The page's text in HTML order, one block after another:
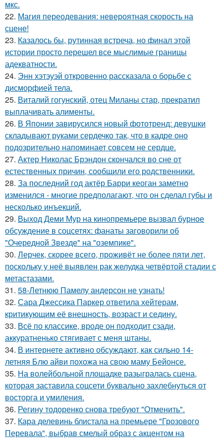
мкс.
22. Магия переодевания: невероятная скорость на
сцене!
23. Казалось бы, рутинная встреча, но финал этой
истории просто перешел все мыслимые границы
адекватности.
24. Энн хэтэуэй откровенно рассказала о борьбе с
дисморфией тела.
25. Виталий гогунский, отец Миланы стар, прекратил
выплачивать алименты.
26. В Японии завирусился новый фототренд: девушки
складывают руками сердечко так, что в кадре оно
подозрительно напоминает совсем не сердце.
27. Актер Николас Брэндон скончался во сне от
естественных причин, сообщили его родственники.
28. За последний год актёр Барри кеоган заметно
изменился - многие предполагают, что он сделал губы и
несколько инъекций.
29. Выход Деми Мур на кинопремьере вызвал бурное
обсуждение в соцсетях: фанаты заговорили об
"Очередной Звезде" на "оземпике".
30. Лерчек, скорее всего, проживёт не более пяти лет,
поскольку у неё выявлен рак желудка четвёртой стадии с
метастазами.
31. 58-Летнюю Памелу андерсон не узнать!
32. Сара Джессика Паркер ответила хейтерам,
критикующим её внешность, возраст и седину.
33. Всё по классике, вроде он подходит сзади,
аккуратненько стягивает с меня штаны.
34. В интернете активно обсуждают, как сильно 14-
летняя Блю айви похожа на свою маму Бейонсе.
35. На волейбольной площадке разыгралась сцена,
которая заставила соцсети буквально захлебнуться от
восторга и умиления.
36. Регину тодоренко снова требуют "Отменить".
37. Кара делевинь блистала на премьере "Грозового
Перевала", выбрав смелый образ с акцентом на